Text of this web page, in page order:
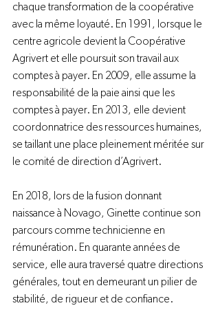
chaque transformation de la coopérative
avec la même loyauté. En 1991, lorsque le
centre agricole devient la Coopérative
Agrivert et elle poursuit son travail aux
comptes à payer. En 2009, elle assume la
responsabilité de la paie ainsi que les
comptes à payer. En 2013, elle devient
coordonnatrice des ressources humaines,
se taillant une place pleinement méritée sur
le comité de direction d’Agrivert.
En 2018, lors de la fusion donnant
naissance à Novago, Ginette continue son
parcours comme technicienne en
rémunération. En quarante années de
service, elle aura traversé quatre directions
générales, tout en demeurant un pilier de
stabilité, de rigueur et de confiance.